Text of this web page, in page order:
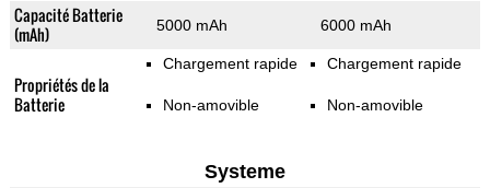
Capacité Batterie
(mAh)
5000 mAh 6000 mAh
Propriétés de la
Batterie
Chargement rapide
Non-amovible
Chargement rapide
Non-amovible
Systeme